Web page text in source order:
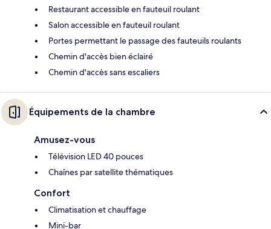
Restaurant accessible en fauteuil roulant
Salon accessible en fauteuil roulant
Portes permettant le passage des fauteuils roulants
Chemin d'accès bien éclairé
Chemin d'accès sans escaliers
Équipements de la chambre
Amusez-vous
Télévision LED 40 pouces
Chaînes par satellite thématiques
Confort
Climatisation et chauffage
Mini-bar